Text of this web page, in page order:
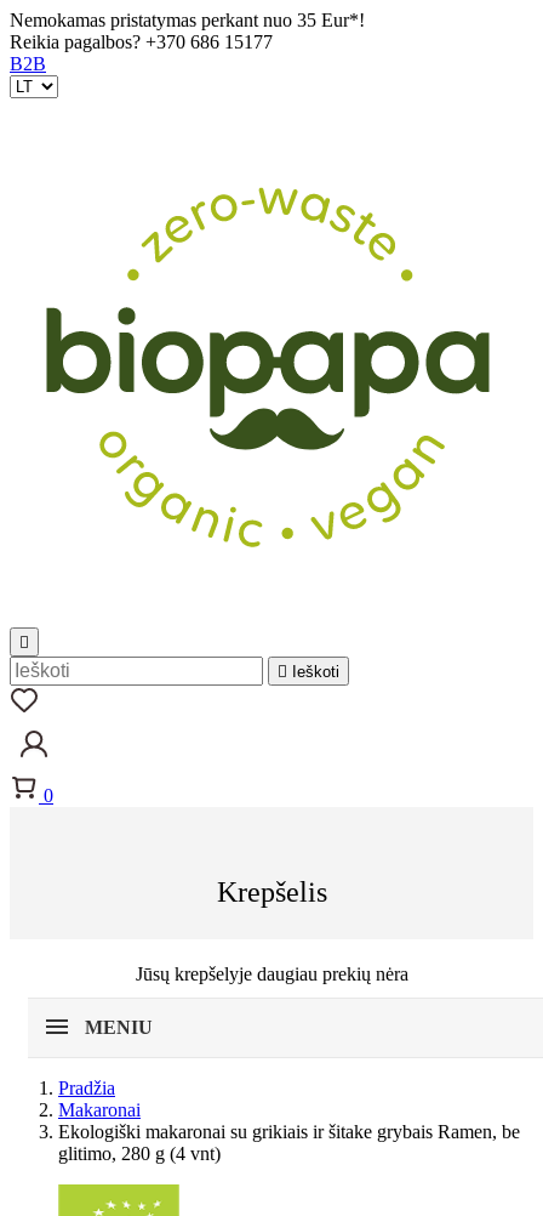
Nemokamas pristatymas perkant nuo 35 Eur*!
Reikia pagalbos? +370 686 15177
B2B


Ieškoti
0
Krepšelis
Jūsų krepšelyje daugiau prekių nėra
MENIU
Pradžia
Makaronai
Ekologiški makaronai su grikiais ir šitake grybais Ramen, be
glitimo, 280 g (4 vnt)